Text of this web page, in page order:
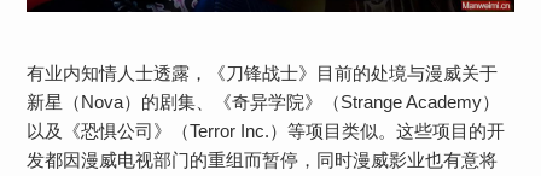
有业内知情人士透露，《刀锋战士》目前的处境与漫威关于
新星（Nova）的剧集、《奇异学院》（Strange Academy）
以及《恐惧公司》（Terror Inc.）等项目类似。这些项目的开
发都因漫威电视部门的重组而暂停，同时漫威影业也有意将